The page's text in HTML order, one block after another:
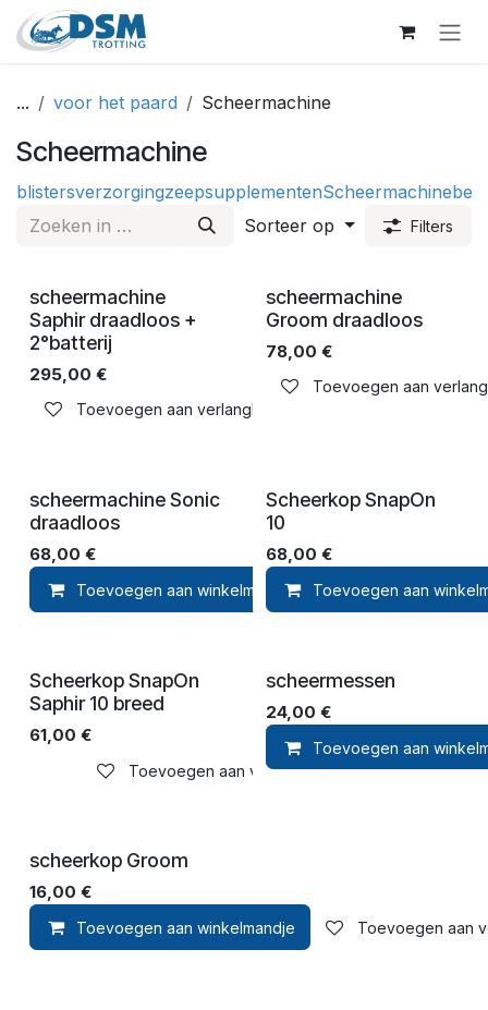
Overslaan naar inhoud
... voor het paard Scheermachine
Scheermachine
blistersverzorgingzeepsupplementenScheermachine
Sorteer op
Filters
scheermachine
Saphir draadloos +
2°batterij
295,00 €
Toevoegen aan verlanglijst
scheermachine
Groom draadloos
78,00 €
Toevoegen aan
scheermachine Sonic
draadloos
68,00 €
Toevoegen aan winkelmandje
Scheerkop SnapOn
10
68,00 €
Toevoegen aan
Scheerkop SnapOn
Saphir 10 breed
61,00 €
Toevoegen aan verlanglijst
scheermessen
24,00 €
Toevoegen aan
scheerkop Groom
16,00 €
Toevoegen aan winkelmandje Toevoegen aan